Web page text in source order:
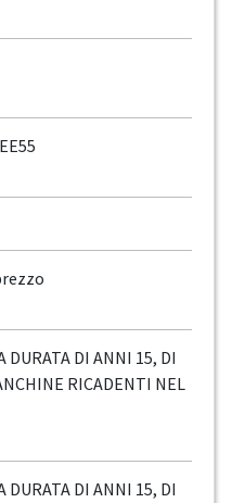
DURATA DI ANNI 15, DI
RICADENTI NEL
DURATA DI ANNI 15, DI